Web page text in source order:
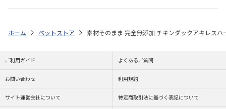
ホーム ペットストア 素材そのまま 完全無添加 チキンダックアキレスハ
ご利用ガイド よくあるご質問
お問い合わせ 利用規約
サイト運営会社について 特定商取引法に基づく表記について